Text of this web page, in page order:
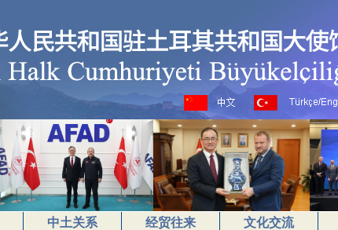
中土关系 经贸往来 文化交流